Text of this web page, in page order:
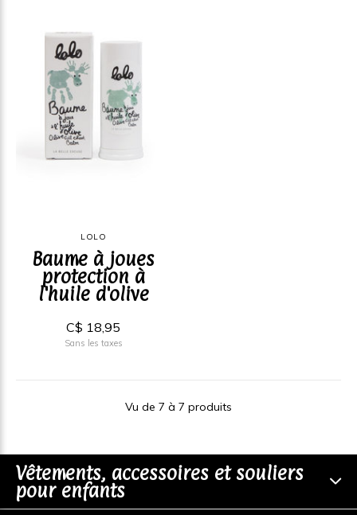
LOLO
Baume à joues
protection à
l'huile d'olive
C$ 18,95
Sans les taxes
Vu de 7 à 7 produits
Vêtements, accessoires et souliers
pour enfants